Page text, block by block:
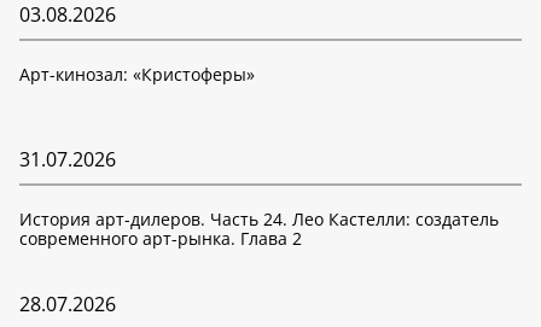
03.08.2026
Арт-кинозал: «Кристоферы»
31.07.2026
История арт-дилеров. Часть 24. Лео Кастелли: создатель
современного арт-рынка. Глава 2
28.07.2026